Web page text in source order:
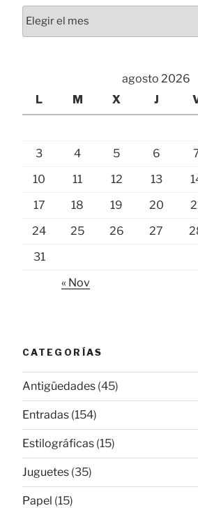
agosto 2026
L
M X J
3
4 5 6
10
11 12 13
17
18 19 20
24
25 26 27
31
« Nov
CATEGORÍAS
Antigüedades (45)
Entradas (154)
Estilográficas (15)
Juguetes (35)
Papel (15)